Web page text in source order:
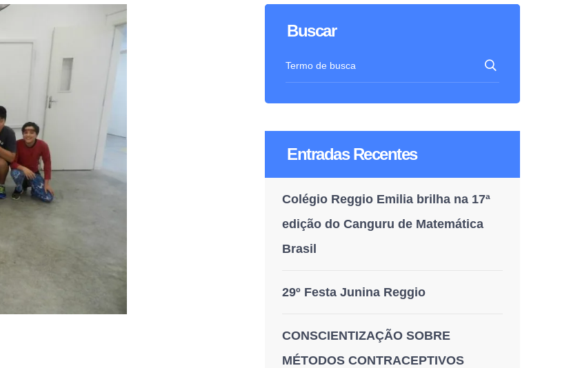
Buscar
Entradas Recentes
Colégio Reggio Emilia brilha na 17ª
edição do Canguru de Matemática
Brasil
29º Festa Junina Reggio
CONSCIENTIZAÇÃO SOBRE
MÉTODOS CONTRACEPTIVOS